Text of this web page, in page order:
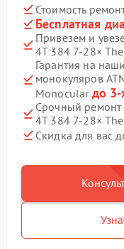
Стоимость
Бесплатная
Привезем и
4T 384 7‑28×
Гарантия на
монокуляров
Monocular до 3-
Срочный ремонт
4T 384 7‑28×
Скидка для вас